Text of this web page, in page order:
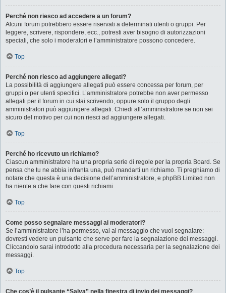
Perché non riesco ad accedere a un forum?
Alcuni forum potrebbero essere riservati a determinati utenti o gruppi. Per
leggere, scrivere, rispondere, ecc., potresti aver bisogno di autorizzazioni
speciali, che solo i moderatori e l’amministratore possono concedere.
Top
Perché non riesco ad aggiungere allegati?
La possibilità di aggiungere allegati può essere concessa per forum, per
gruppi o per utenti specifici. L’amministratore potrebbe non aver permesso
allegati per il forum in cui stai scrivendo, oppure solo il gruppo degli
amministratori può aggiungere allegati. Chiedi all’amministratore se non sei
sicuro del motivo per cui non riesci ad aggiungere allegati.
Top
Perché ho ricevuto un richiamo?
Ciascun amministratore ha una propria serie di regole per la propria Board. Se
pensa che tu ne abbia infranta una, può mandarti un richiamo. Ti preghiamo di
notare che questa è una decisione dell’amministratore, e phpBB Limited non
ha niente a che fare con questi richiami.
Top
Come posso segnalare messaggi ai moderatori?
Se l’amministratore l’ha permesso, vai al messaggio che vuoi segnalare:
dovresti vedere un pulsante che serve per fare la segnalazione dei messaggi.
Cliccandolo sarai introdotto alla procedura necessaria per la segnalazione dei
messaggi.
Top
Che cos’è il pulsante “Salva” nella finestra di invio dei messaggi?